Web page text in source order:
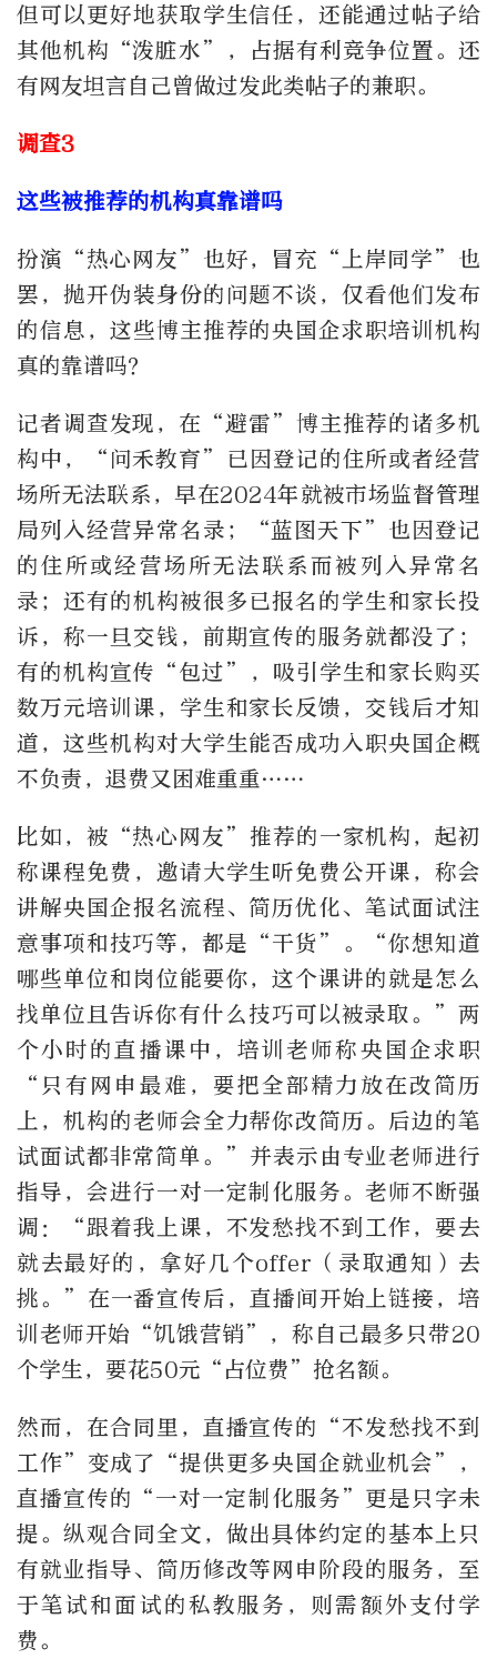
但可以更好地获取学生信任，还能通过帖子给
其他机构“泼脏水”，占据有利竞争位置。还
有网友坦言自己曾做过发此类帖子的兼职。
调查3
这些被推荐的机构真靠谱吗
扮演“热心网友”也好，冒充“上岸同学”也
罢，抛开伪装身份的问题不谈，仅看他们发布
的信息，这些博主推荐的央国企求职培训机构
真的靠谱吗？
记者调查发现，在“避雷”博主推荐的诸多机
构中，“问禾教育”已因登记的住所或者经营
场所无法联系，早在2024年就被市场监督管理
局列入经营异常名录；“蓝图天下”也因登记
的住所或经营场所无法联系而被列入异常名
录；还有的机构被很多已报名的学生和家长投
诉，称一旦交钱，前期宣传的服务就都没了；
有的机构宣传“包过”，吸引学生和家长购买
数万元培训课，学生和家长反馈，交钱后才知
道，这些机构对大学生能否成功入职央国企概
不负责，退费又困难重重……
比如，被“热心网友”推荐的一家机构，起初
称课程免费，邀请大学生听免费公开课，称会
讲解央国企报名流程、简历优化、笔试面试注
意事项和技巧等，都是“干货”。“你想知道
哪些单位和岗位能要你，这个课讲的就是怎么
找单位且告诉你有什么技巧可以被录取。”两
个小时的直播课中，培训老师称央国企求职
“只有网申最难，要把全部精力放在改简历
上，机构的老师会全力帮你改简历。后边的笔
试面试都非常简单。”并表示由专业老师进行
指导，会进行一对一定制化服务。老师不断强
调：“跟着我上课，不发愁找不到工作，要去
就去最好的，拿好几个offer（录取通知）去
挑。”在一番宣传后，直播间开始上链接，培
训老师开始“饥饿营销”，称自己最多只带20
个学生，要花50元“占位费”抢名额。
然而，在合同里，直播宣传的“不发愁找不到
工作”变成了“提供更多央国企就业机会”，
直播宣传的“一对一定制化服务”更是只字未
提。纵观合同全文，做出具体约定的基本上只
有就业指导、简历修改等网申阶段的服务，至
于笔试和面试的私教服务，则需额外支付学
费。